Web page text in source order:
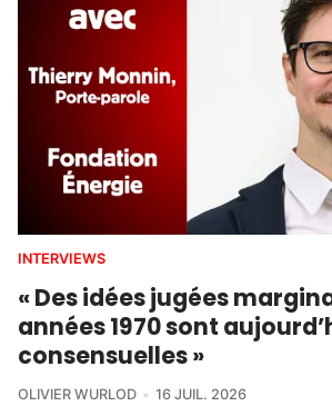
INTERVIEWS
« Des idées jugées
années 1970 sont
consensuelles »
OLIVIER WURLOD 16 JUIL. 2026